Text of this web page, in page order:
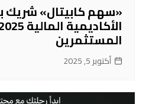
«سهم كابيتال» شريك
المستثمرين
أكتوبر 5, 2025